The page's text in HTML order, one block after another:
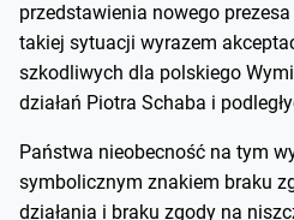
przedstawienia nowego
takiej sytuacji wyrazem
szkodliwych dla polskiego
działań Piotra Schaba i
Państwa nieobecność na tym
symbolicznym znakiem braku
działania i braku zgody na